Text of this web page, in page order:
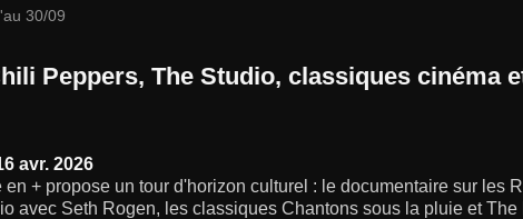
30/09
Peppers, The Studio, classiques cinéma
avr. 2026
en + propose un tour d'horizon culturel : le documentaire sur les
avec Seth Rogen, les classiques Chantons sous la pluie et